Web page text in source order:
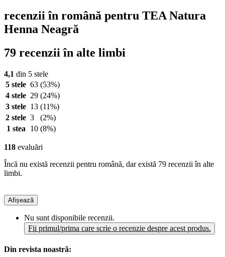
recenzii în română pentru TEA Natura
Henna Neagră
79 recenzii în alte limbi
4,1 din 5 stele
5 stele 63 (53%)
4 stele 29 (24%)
3 stele 13 (11%)
2 stele 3
(2%)
1 stea
10 (8%)
118 evaluări
Încă nu există recenzii pentru română, dar există 79 recenzii în alte
limbi.
Afișează
Nu sunt disponibile recenzii.
Fii primul/prima care scrie o recenzie despre acest produs.
Din revista noastră: